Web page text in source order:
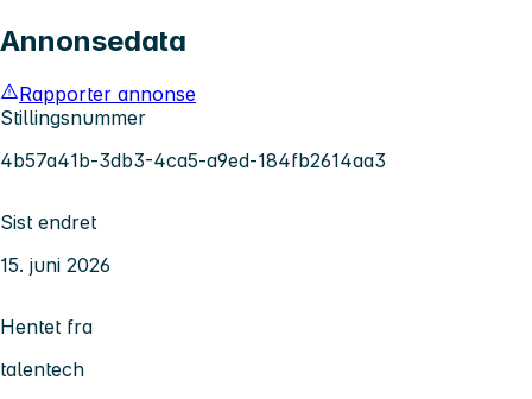
Annonsedata
Rapporter annonse
Stillingsnummer
4b57a41b-3db3-4ca5-a9ed-184fb2614aa3
Sist endret
15. juni 2026
Hentet fra
talentech